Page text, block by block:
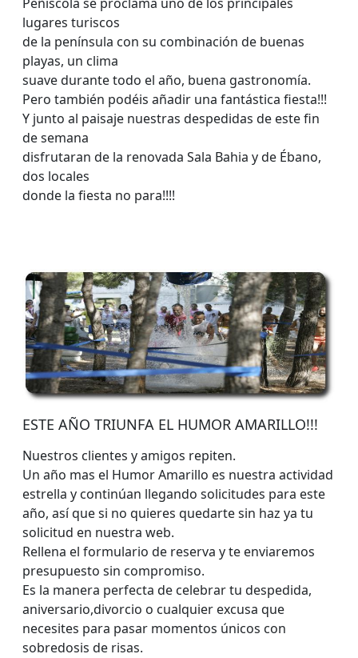
lugares turiscos
de la península con su combinación de buenas
playas, un clima
suave durante todo el año, buena gastronomía.
Pero también podéis añadir una fantástica fiesta!!!
Y junto al paisaje nuestras despedidas de este fin
de semana
disfrutaran de la renovada Sala Bahia y de Ébano,
dos locales
donde la fiesta no para!!!!
ESTE AÑO TRIUNFA EL HUMOR AMARILLO!!!
Nuestros clientes y amigos repiten.
Un año mas el Humor Amarillo es nuestra actividad
estrella y continúan llegando solicitudes para este
año, así que si no quieres quedarte sin haz ya tu
solicitud en nuestra web.
Rellena el formulario de reserva y te enviaremos
presupuesto sin compromiso.
Es la manera perfecta de celebrar tu despedida,
aniversario,divorcio o cualquier excusa que
necesites para pasar momentos únicos con
sobredosis de risas.